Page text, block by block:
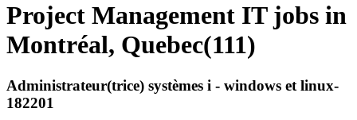
Project Management IT jobs in
Montréal, Quebec(111)
Administrateur(trice) systèmes i - windows et linux-
182201